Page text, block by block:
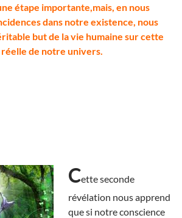
étape importante,mais, en nous
dans notre existence, nous
but de la vie humaine sur cette
de notre univers.
Cette seconde
révélation nous apprend
que si notre conscience